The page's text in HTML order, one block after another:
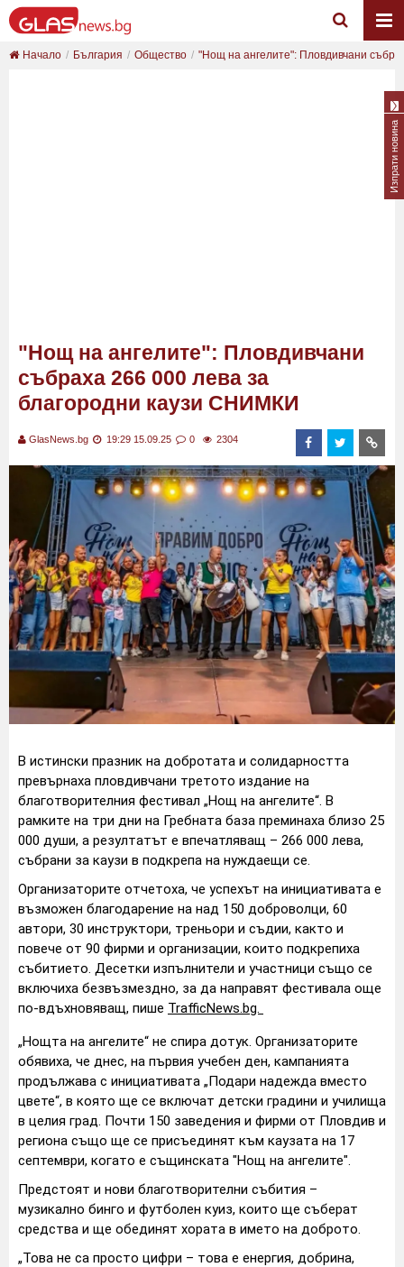
Начало България Общество "Нощ на ангелите": Пловдивчани
"Нощ на ангелите": Пловдивчани
събраха 266 000 лева за
благородни каузи СНИМКИ
GlasNews.bg 19:29 15.09.25 0 2304
В истински празник на добротата и солидарността
превърнаха пловдивчани третото издание на
благотворителния фестивал „Нощ на ангелите“. В
рамките на три дни на Гребната база преминаха близо 25
000 души, а резултатът е впечатляващ – 266 000 лева,
събрани за каузи в подкрепа на нуждаещи се.
Организаторите отчетоха, че успехът на инициативата е
възможен благодарение на над 150 доброволци, 60
автори, 30 инструктори, треньори и съдии, както и
повече от 90 фирми и организации, които подкрепиха
събитието. Десетки изпълнители и участници също се
включиха безвъзмездно, за да направят фестивала още
по-вдъхновяващ, пише TrafficNews.bg.
„Нощта на ангелите“ не спира дотук. Организаторите
обявиха, че днес, на първия учебен ден, кампанията
продължава с инициативата „Подари надежда вместо
цвете“, в която ще се включат детски градини и училища
в целия град. Почти 150 заведения и фирми от Пловдив и
региона също ще се присъединят към каузата на 17
септември, когато е същинската "Нощ на ангелите".
Предстоят и нови благотворителни събития –
музикално бинго и футболен куиз, които ще съберат
средства и ще обединят хората в името на доброто.
„Това не са просто цифри – това е енергия, добрина,
Изпрати новина